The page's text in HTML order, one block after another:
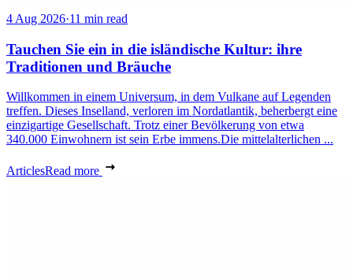
4 Aug 2026·11 min read
Tauchen Sie ein in die isländische Kultur: ihre
Traditionen und Bräuche
Willkommen in einem Universum, in dem Vulkane auf Legenden
treffen. Dieses Inselland, verloren im Nordatlantik, beherbergt eine
einzigartige Gesellschaft. Trotz einer Bevölkerung von etwa
340.000 Einwohnern ist sein Erbe immens.Die mittelalterlichen ...
ArticlesRead more